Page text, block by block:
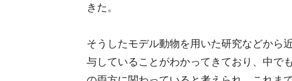
きた。
そうしたモデル動物を用いた研究などから
与していることがわかってきており、中で